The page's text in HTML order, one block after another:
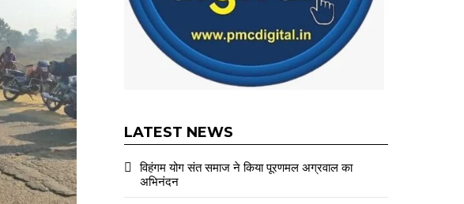
LATEST NEWS
विहंगम योग संत समाज ने किया पूरणमल अग्रवाल का
अभिनंदन